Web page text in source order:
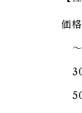
価